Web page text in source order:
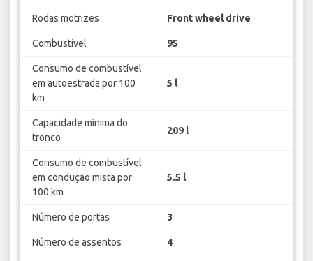
Rodas motrizes Front wheel drive
Combustível 95
Consumo de combustível
em autoestrada por 100
km
5 l
Capacidade mínima do
tronco
209 l
Consumo de combustível
em condução mista por
100 km
5.5 l
Número de portas 3
Número de assentos 4